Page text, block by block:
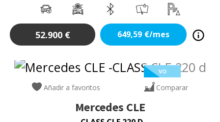
52.900 € 649,59 €/mes
VO
Añadir a favoritos Comparar
Mercedes CLE